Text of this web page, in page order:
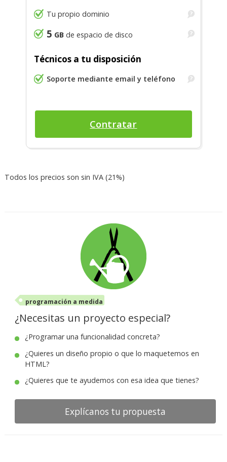
Tu propio dominio
5 GBde espacio de disco
Técnicos a tu disposición
Soporte mediante email y teléfono
Contratar
Todos los precios son sin IVA (21%)
programación a medida
¿Necesitas un proyecto especial?
¿Programar una funcionalidad concreta?
¿Quieres un diseño propio o que lo maquetemos en
HTML?
¿Quieres que te ayudemos con esa idea que tienes?
Explícanos tu propuesta